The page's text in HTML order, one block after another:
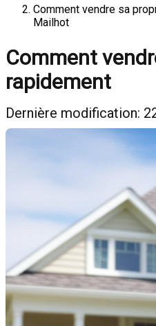
Comment vendre sa
Mailhot
Comment
rapidement
Dernière modification: